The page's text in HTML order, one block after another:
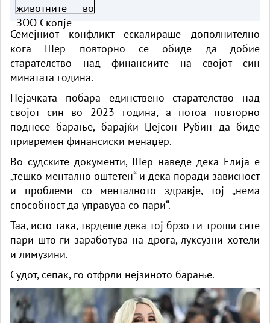
Семејниот конфликт ескалираше дополнително
кога Шер повторно се обиде да добие
старателство над финансиите на својот син
минатата година.
Пејачката побара единствено старателство над
својот син во 2023 година, а потоа повторно
поднесе барање, барајќи Џејсон Рубин да биде
привремен финансиски менаџер.
Во судските документи, Шер наведе дека Елија е
„тешко ментално оштетен“ и дека поради зависност
и проблеми со менталното здравје, тој „нема
способност да управува со пари“.
Таа, исто така, тврдеше дека тој брзо ги троши сите
пари што ги заработува на дрога, луксузни хотели
и лимузини.
Судот, сепак, го отфрли нејзиното барање.